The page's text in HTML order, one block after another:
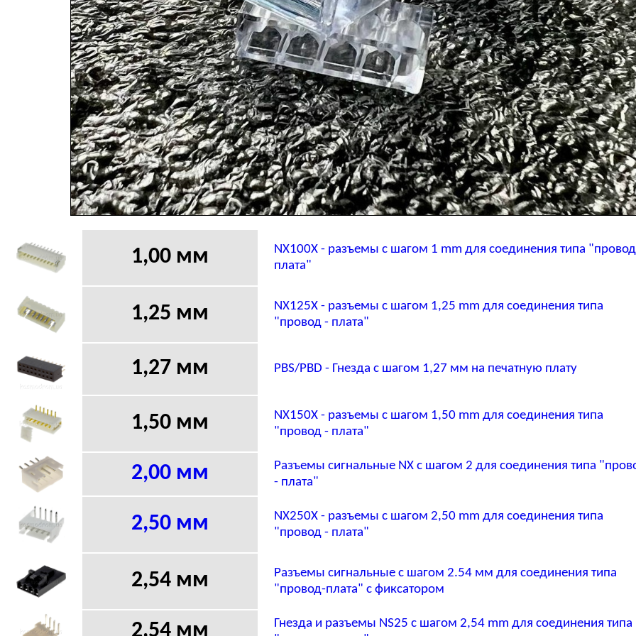
1,00 мм
NX100X - разъемы с шагом 1 mm для соединения типа
плата"
1,25 мм
NX125X - разъемы с шагом 1,25 mm для соединения типа
"провод - плата"
1,27 мм PBS/PBD - Гнезда с шагом 1,27 мм на печатную плату
1,50 мм
NX150X - разъемы с шагом 1,50 mm для соединения типа
"провод - плата"
2,00 мм
Разъемы сигнальные NX с шагом 2 для соединения типа
- плата"
2,50 мм
NX250X - разъемы с шагом 2,50 mm для соединения типа
"провод - плата"
2,54 мм
Разъемы сигнальные с шагом 2.54 мм для соединения типа
"провод-плата" с фиксатором
2,54 мм
Гнезда и разъемы NS25 с шагом 2,54 mm для соединения типа